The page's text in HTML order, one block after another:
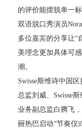
的评价能摆脱单一
双语脱口秀演员
多位嘉宾的分享让“
美理念更加具体可
潮。
Swisse斯维诗中国
总监刘威、Swisse
业务副总监白腾飞
丽热巴启动“节奏仪